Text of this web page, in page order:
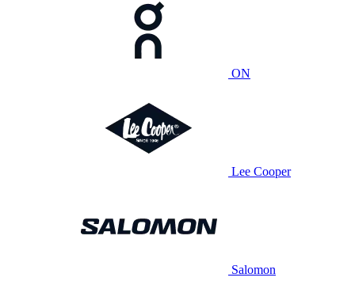
ON
Lee Cooper
Salomon